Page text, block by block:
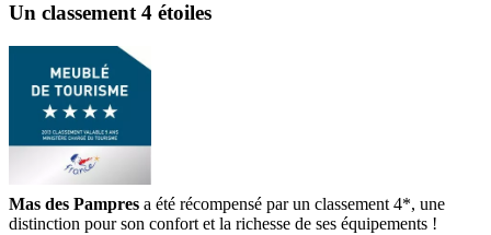
Un classement 4 étoiles
Mas des Pampres a été récompensé par un classement 4*, une
distinction pour son confort et la richesse de ses équipements !